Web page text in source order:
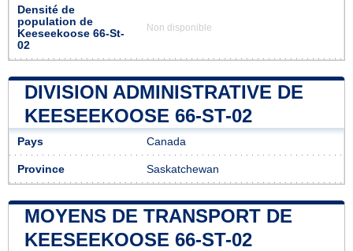
Densité de
population de
Keeseekoose 66-St-
02
Non disponible
DIVISION ADMINISTRATIVE DE
KEESEEKOOSE 66-ST-02
Pays Canada
Province Saskatchewan
MOYENS DE TRANSPORT DE
KEESEEKOOSE 66-ST-02